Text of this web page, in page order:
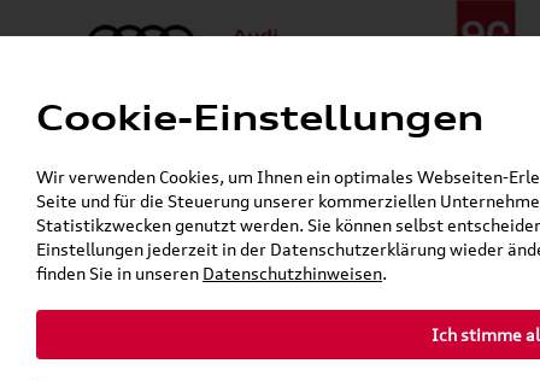
Menü
24h-Pannenhilfe:+49 (0)171 / 870 72 87
Öffnet in 7 Stunden, 2 Minuten
Verkauf:Mo. - Fr. 08:00 - 19:00 Uhr Sa. 09:00 - 13:00 Uhr
Service:Mo. - Fr. 06:00 - 20:00 Uhr Sa. 08:00 - 13:00 Uhr
Zurück zur Startseite
Cookie-Einstellungen
Wir verwenden Cookies, um Ihnen ein optimales Webseiten-
Seite und für die Steuerung unserer kommerziellen
Statistikzwecken genutzt werden. Sie können selbst
Einstellungen jederzeit in der Datenschutzerklärung wieder
finden Sie in unseren Datenschutzhinweisen.
Ich stimme